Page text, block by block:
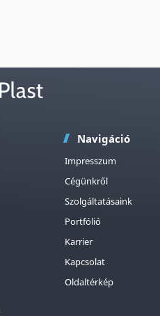
Navigáció
Impresszum
Cégünkről
Szolgáltatásaink
Portfólió
Karrier
Kapcsolat
Oldaltérkép